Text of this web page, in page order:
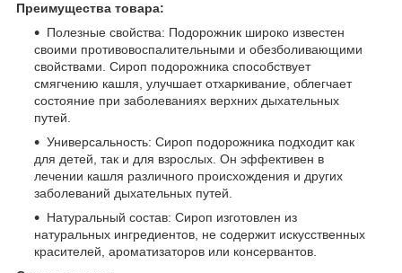
Преимущества товара:
Полезные свойства: Подорожник широко известен
своими противовоспалительными и обезболивающими
свойствами. Сироп подорожника способствует
смягчению кашля, улучшает отхаркивание, облегчает
состояние при заболеваниях верхних дыхательных
путей.
Универсальность: Сироп подорожника подходит как
для детей, так и для взрослых. Он эффективен в
лечении кашля различного происхождения и других
заболеваний дыхательных путей.
Натуральный состав: Сироп изготовлен из
натуральных ингредиентов, не содержит искусственных
красителей, ароматизаторов или консервантов.